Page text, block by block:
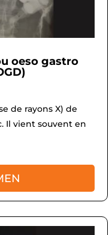
oeso gastro
de rayons X) de
Il vient souvent en